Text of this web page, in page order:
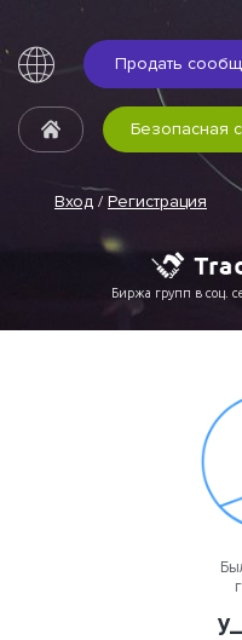
Продать
Вход / Регистрация
Безопасная
Биржа групп в соц.